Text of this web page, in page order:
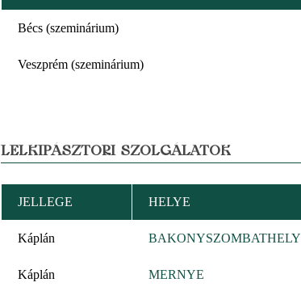
Bécs (szeminárium)
Veszprém (szeminárium)
LELKIPÁSZTORI SZOLGÁLATOK
JELLEGE HELYE
Káplán BAKONYSZOMBATHELY
Káplán MERNYE